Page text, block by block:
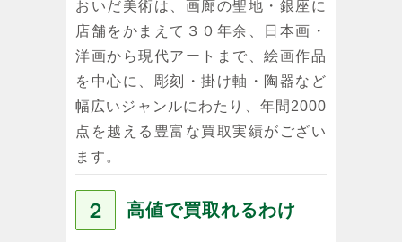
おいだ美術は、画廊の聖地・銀座に
店舗をかまえて３０年余、日本画・
洋画から現代アートまで、絵画作品
を中心に、彫刻・掛け軸・陶器など
幅広いジャンルにわたり、年間2000
点を越える豊富な買取実績がござい
ます。
２ 高値で買取れるわけ